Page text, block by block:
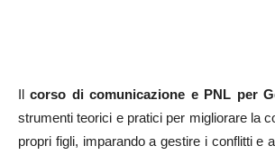
Ilcorso di comunicazione e PNL per
strumenti teorici e pratici per migliorare la
propri figli, imparando a gestire i conflitti e